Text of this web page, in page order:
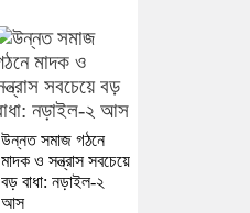
উন্নত সমাজ গঠনে
মাদক ও সন্ত্রাস সবচেয়ে
বড় বাধা: নড়াইল-২
আস